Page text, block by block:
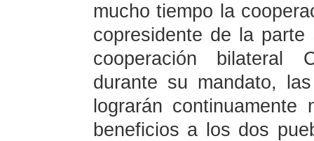
mucho tiempo la
copresidente de la parte
cooperación bilateral
durante su mandato,
lograrán
beneficios a los dos